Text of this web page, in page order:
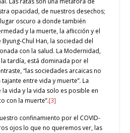
opacidad, de nuestros desechos;
oscuro a donde también
y la muerte, la aflicción y el
Chul Han, la sociedad del
con la salud. La Modernidad,
tardía, está dominada por el
“las sociedades arcaicas no
entre vida y muerte”. La
vida y la vida solo es posible en
con la muerte”.[3]
confinamiento por el COVID-
ojos lo que no queremos ver, las